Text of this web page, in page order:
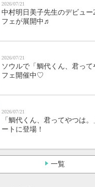
2026/07/21
中村明日美子先生のデビュー
フェが展開中♬
2026/07/21
ソウルで「鯛代くん、君っ
フェ開催中♡
2026/07/21
「鯛代くん、君ってやつは
ートに登場！
一覧